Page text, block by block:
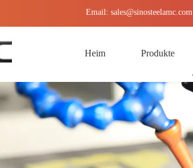
Email: sales@sinosteelamc.com
Heim Produkte